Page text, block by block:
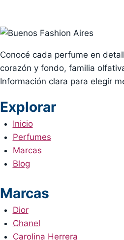
Conocé cada perfume en
corazón y fondo, familia
Información clara para elegir
Explorar
Inicio
Perfumes
Marcas
Blog
Marcas
Dior
Chanel
Carolina Herrera